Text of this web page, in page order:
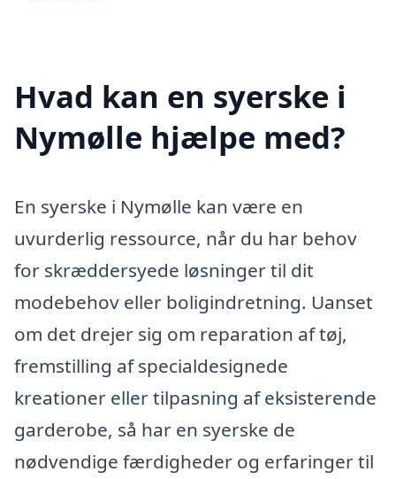
Hvad kan en syerske i
Nymølle hjælpe med?
En syerske i Nymølle kan være en
uvurderlig ressource, når du har behov
for skræddersyede løsninger til dit
modebehov eller boligindretning. Uanset
om det drejer sig om reparation af tøj,
fremstilling af specialdesignede
kreationer eller tilpasning af eksisterende
garderobe, så har en syerske de
nødvendige færdigheder og erfaringer til